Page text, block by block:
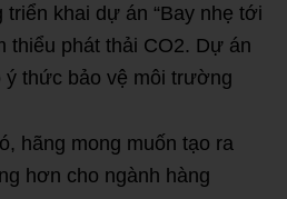
triển khai dự án “Bay nhẹ tới
thiểu phát thải CO2. Dự án
ý thức bảo vệ môi trường
hãng mong muốn tạo ra
hơn cho ngành hàng